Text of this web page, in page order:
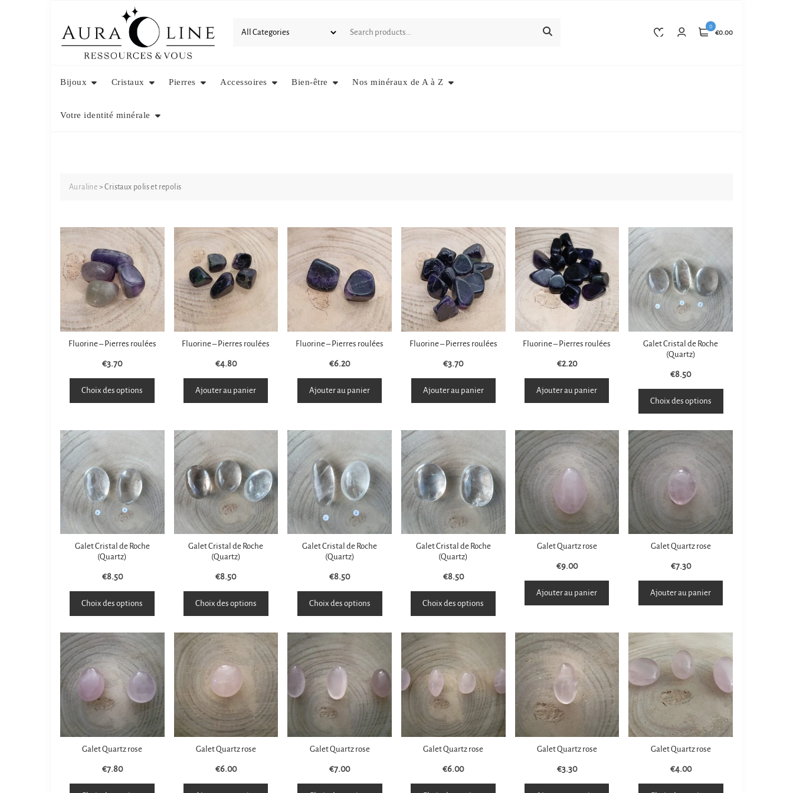
content
0
€0.00
Bijoux Cristaux Pierres Accessoires Bien-être Nos minéraux de A à Z
Votre identité minérale
Auraline >Cristaux polis et repolis
Fluorine – Pierres roulées
€3.70
Choix des options
Fluorine – Pierres roulées
€4.80
Ajouter au panier
Fluorine – Pierres roulées
€6.20
Ajouter au panier
Fluorine – Pierres roulées
€3.70
Ajouter au panier
Fluorine – Pierres roulées
€2.20
Ajouter au panier
Galet Cristal de Roche
(Quartz)
€8.50
Choix des options
Galet Cristal de Roche
(Quartz)
€8.50
Choix des options
Galet Cristal de Roche
(Quartz)
€8.50
Choix des options
Galet Cristal de Roche
(Quartz)
€8.50
Choix des options
Galet Cristal de Roche
(Quartz)
€8.50
Choix des options
Galet Quartz rose
€9.00
Ajouter au panier
Galet Quartz rose
€7.30
Ajouter au panier
Galet Quartz rose
€7.80
Galet Quartz rose
€6.00
Galet Quartz rose
€7.00
Galet Quartz rose
€6.00
Galet Quartz rose
€3.30
Galet Quartz rose
€4.00